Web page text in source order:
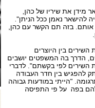
מידן את שיריו של כהן,
להישאר נאמן ככל הניתן".
אותם. בזה תם הקשר עם כהן,
בין היוצרים
הדרך בה המשפטים יושבים
השירים לפי בקשתם". לדברי
להפגיש בין חדר העבודה
"הייתי במודעות גבוהה
להם בפה על פי התפיסה